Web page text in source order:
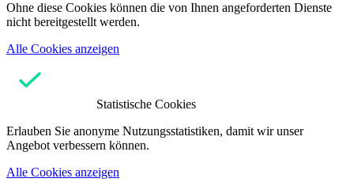
Ohne diese Cookies können die von Ihnen angeforderten Dienste
nicht bereitgestellt werden.
Alle Cookies anzeigen
Statistische Cookies
Erlauben Sie anonyme Nutzungsstatistiken, damit wir unser
Angebot verbessern können.
Alle Cookies anzeigen